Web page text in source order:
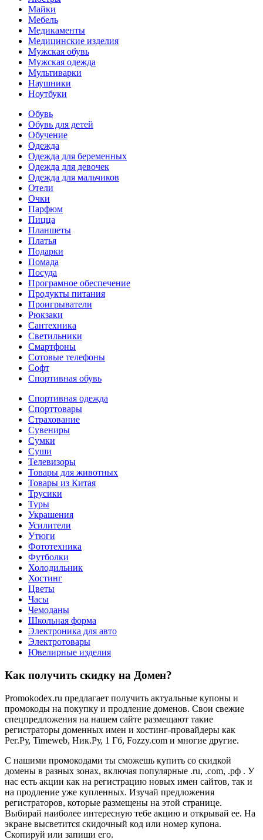
Майки
Мебель
Медикаменты
Медицинские изделия
Мужская обувь
Мужская одежда
Мультиварки
Наушники
Ноутбуки
Обувь
Обувь для детей
Обучение
Одежда
Одежда для беременных
Одежда для девочек
Одежда для мальчиков
Отели
Очки
Парфюм
Пицца
Планшеты
Платья
Подарки
Помада
Посуда
Програмное обеспечение
Продукты питания
Проигрыватели
Рюкзаки
Сантехника
Светильники
Смартфоны
Сотовые телефоны
Софт
Спортивная обувь
Спортивная одежда
Спорттовары
Страхование
Сувениры
Сумки
Суши
Телевизоры
Товары для животных
Товары из Китая
Трусики
Туры
Украшения
Усилители
Утюги
Фототехника
Футболки
Холодильник
Хостинг
Цветы
Часы
Чемоданы
Школьная форма
Электроника для авто
Электротовары
Ювелирные изделия
Как получить скидку на Домен?
Promokodex.ru предлагает получить актуальные купоны и
промокоды на покупку и продление доменов. Свои свежие
спецпредложения на нашем сайте размещают такие
регистраторы доменных имен и хостинг-провайдеры как
Рег.Ру, Timeweb, Ник.Ру, 1 Гб, Fozzy.com и многие другие.
С нашими промокодами ты сможешь купить со скидкой
домены в разных зонах, включая популярные .ru, .com, .рф . У
нас есть акции как на регистрацию новых имен сайтов, так и
на продление уже купленных. Изучай предложения
регистраторов, которые размещены на этой странице.
Выбирай наиболее интересную тебе акцию и открывай ее. На
экране высветится скидочный код или номер купона.
Скопируй или запиши его.